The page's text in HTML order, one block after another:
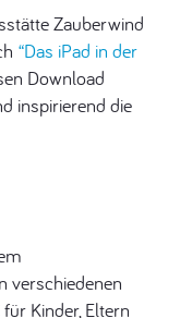
Zauberwind
“Das iPad in der
Download
inspirierend die
verschiedenen
Kinder, Eltern